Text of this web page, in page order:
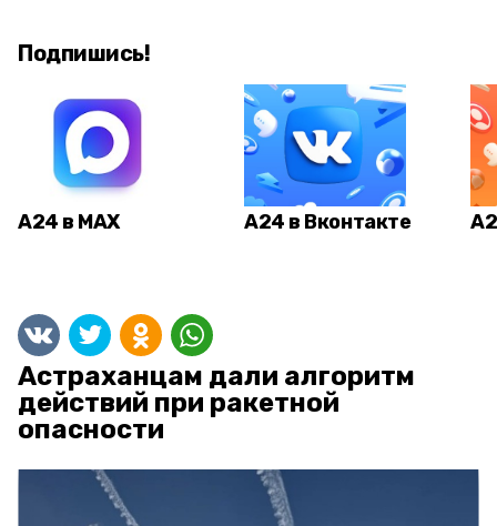
Подпишись!
А24 в MAX А24 в Вконтакте
Астраханцам дали алгоритм
действий при ракетной
опасности